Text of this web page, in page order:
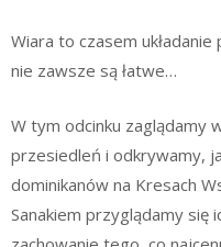
Wiara to czasem
nie zawsze są łatwe…
W tym odcinku zaglądamy
przesiedleń i odkrywamy,
dominikanów na Kresach
Sanakiem przyglądamy się